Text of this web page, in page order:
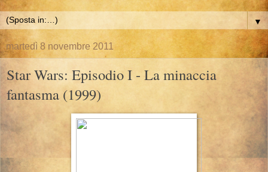
▼
martedì 8 novembre 2011
Star Wars: Episodio I - La minaccia
fantasma (1999)